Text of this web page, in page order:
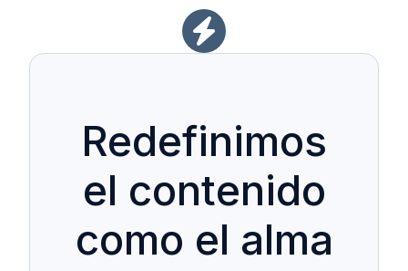
Redefinimos
el contenido
como el alma